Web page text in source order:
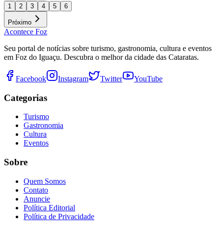
1
2 3 4 5 6
Próximo
Acontece Foz
Seu portal de notícias sobre turismo, gastronomia, cultura e eventos
em Foz do Iguaçu. Descubra o melhor da cidade das Cataratas.
Facebook Instagram Twitter YouTube
Categorias
Turismo
Gastronomia
Cultura
Eventos
Sobre
Quem Somos
Contato
Anuncie
Política Editorial
Política de Privacidade